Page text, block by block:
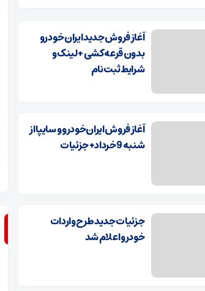
آغاز فروش جدید ایران خودرو
بدون قرعه کشی + لینک و
شرایط ثبت نام
آغاز فروش ایران‌خودرو و سایپا از
شنبه 9 خرداد+ جزئیات
جزئیات جدید طرح واردات
خودرو اعلام شد